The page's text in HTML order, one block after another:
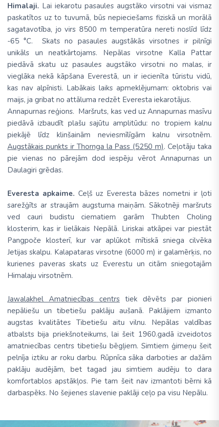
Himalaji. Lai iekarotu pasaules augstāko virsotni vai vismaz
paskatītos uz to tuvumā, būs nepieciešams fiziskā un morālā
sagatavotība, jo virs 8500 m temperatūra nereti noslīd līdz
-65 °C. Skats no pasaules augstākās virsotnes ir pilnīgi
unikāls un neatkārtojams. Nepālas virsotne Kalla Pattar
piedāvā skatu uz pasaules augstāko virsotni no malas, ir
vieglāka nekā kāpšana Everestā, un ir iecienīta tūristu vidū,
kas nav alpīnisti. Labākais laiks apmeklējumam: oktobris vai
maijs, ja gribat no attāluma redzēt Everesta iekarotājus.
Annapurnas reģions. Maršruts, kas ved uz Annapurnas masīvu
piedāvā izbaudīt plašu sajūtu amplitūdu: no tropiem kalnu
piekājē līdz klinšainām neviesmīlīgām kalnu virsotnēm.
Augstākais punkts ir Thornga la Pass (5250 m). Ceļotāju taka
pie vienas no pārejām dod iespēju vērot Annapurnas un
Daulagiri grēdas.
Everesta apkaime. Ceļš uz Everesta bāzes nometni ir ļoti
sarežģīts ar straujām augstuma maiņām. Sākotnēji maršruts
ved cauri budistu ciematiem garām Thubten Choling
klosterim, kas ir lielākais Nepālā. Liriskai atkāpei var piestāt
Pangpoče klosterī, kur var aplūkot mītiskā sniega cilvēka
Jetijas skalpu. Kalapataras virsotne (6000 m) ir galamērķis, no
kurienes paveras skats uz Everestu un citām sniegotajām
Himalaju virsotnēm.
Jawalakhel Amatniecības centrs tiek dēvēts par pionieri
nepāliešu un tibetiešu paklāju aušanā. Paklājiem izmanto
augstas kvalitātes Tibetiešu aitu vilnu. Nepālas valdības
atbalsts bija priekšnoteikums, lai šeit 1960.gadā izveidotos
amatniecības centrs tibetiešu bēgļiem. Simtiem ģimeņu šeit
pelnīja iztiku ar roku darbu. Rūpnīca sāka darboties ar dažām
paklāju audējām, bet tagad jau simtiem audēju to dara
komfortablos apstākļos. Pie tam šeit nav izmantoti bērni kā
darbaspēks. No šejienes slavenie paklāji ceļo pa visu Nepālu.